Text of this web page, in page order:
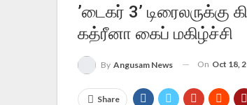
’டைகர் 3’
கத்ரீனா கைப் மகிழ்ச்சி
By Angusam News On Oct 18,
Share